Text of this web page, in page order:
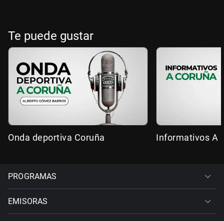
Te puede gustar
Onda deportiva Coruña Informativos A
PROGRAMAS
EMISORAS